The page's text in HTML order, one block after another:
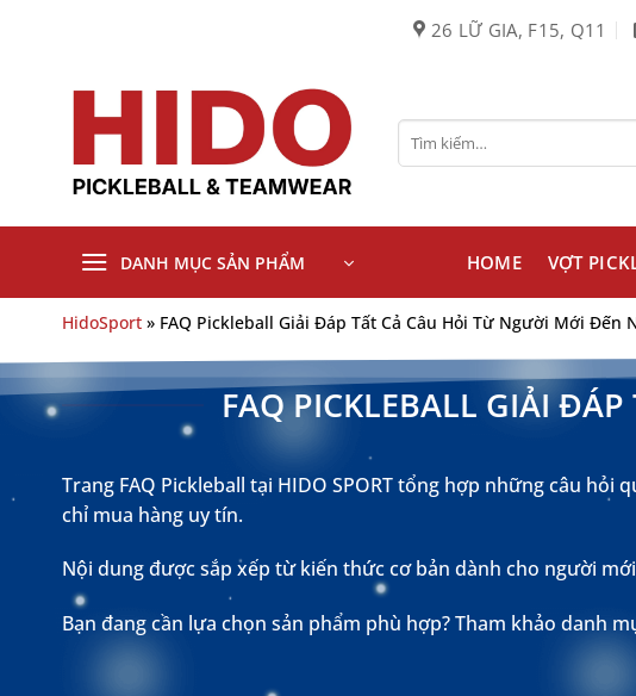
26 LỮ GIA, F15, Q11
Tìm
kiếm:
DANH MỤC SẢN PHẨM HOME VỢT
HidoSport » FAQ Pickleball Giải Đáp Tất Cả Câu Hỏi Từ Người Mới Đến
FAQ PICKLEBALL GIẢI
Trang FAQ Pickleball tại HIDO SPORT tổng hợp những câu
chỉ mua hàng uy tín.
Nội dung được sắp xếp từ kiến thức cơ bản dành cho người
Bạn đang cần lựa chọn sản phẩm phù hợp? Tham khảo danh